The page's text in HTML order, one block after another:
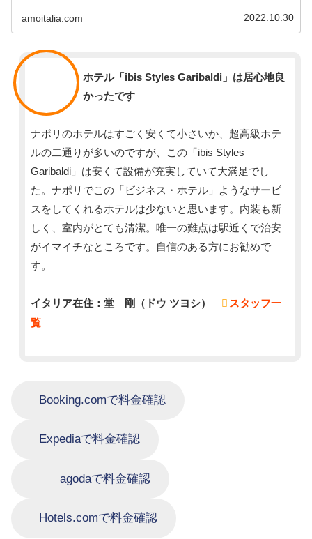
amoitalia.com 2022.10.30
ホテル「ibis Styles Garibaldi」は居心地良
かったです
ナポリのホテルはすごく安くて小さいか、超高級ホテ
ルの二通りが多いのですが、この「ibis Styles
Garibaldi」は安くて設備が充実していて大満足でし
た。ナポリでこの「ビジネス・ホテル」ようなサービ
スをしてくれるホテルは少ないと思います。内装も新
しく、室内がとても清潔。唯一の難点は駅近くで治安
がイマイチなところです。自信のある方にお勧めで
す。
イタリア在住：堂 剛（ドウ ツヨシ）
スタッフ一
覧
Booking.comで料金確認
Expediaで料金確認
agodaで料金確認
Hotels.comで料金確認